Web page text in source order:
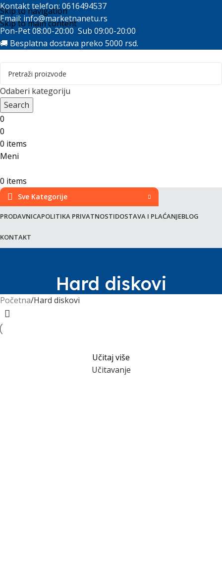
Skip to navigation
Skip to main content
Kontakt telefon: 0616494537
Email: info@marketnanetu.rs
Pon-Pet 08:00-20:00 Sub 09:00-20:00
🚚 Besplatna dostava preko 5000 rsd.
Odaberi kategoriju
Search
0
0
0 items
Meni
0 items
Sve Kategorije
PRODAVNICAPOLITIKA PRIVATNOSTIDOSTAVA I PLAĆANJEBLOG
KONTAKT
Hard diskovi
Početna Hard diskovi
Učitaj više
Učitavanje